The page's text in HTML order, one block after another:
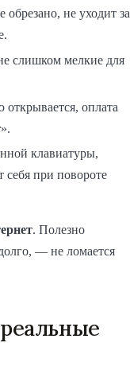
обрезано, не уходит за
слишком мелкие для
оплата
клавиатуры,
при повороте
. Полезно
— не ломается